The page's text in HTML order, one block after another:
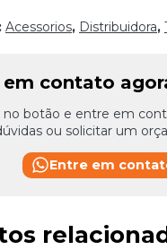
Acessorios, Distribuidora,
em contato
no botão e entre em
ou solicitar um
Entre em